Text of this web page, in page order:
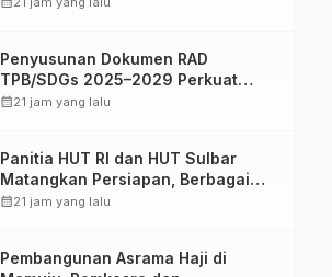
Penyusunan Dokumen RAD
TPB/SDGs 2025–2029 Perkuat
Arah Pembangunan Berkelanjutan
calendar_month21 jam yang lalu
Panitia HUT RI dan HUT Sulbar
Matangkan Persiapan, Berbagai
Lomba Akan Dilaksanakan Pemprov
calendar_month21 jam yang lalu
Pembangunan Asrama Haji di